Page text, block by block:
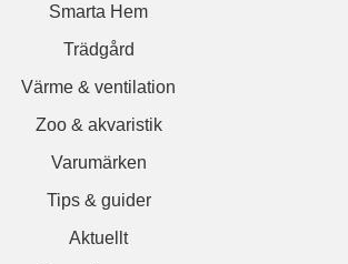
Smarta Hem
Trädgård
Värme & ventilation
Zoo & akvaristik
Varumärken
Tips & guider
Aktuellt